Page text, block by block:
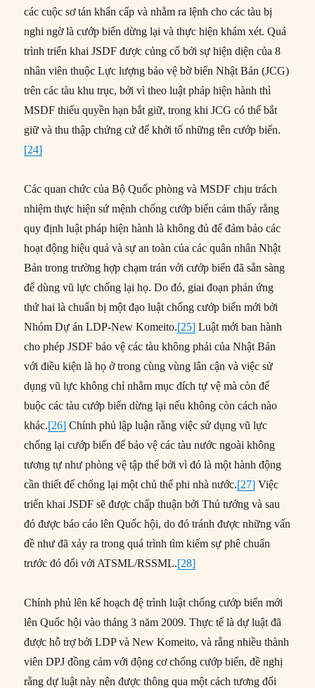
các cuộc sơ tán khẩn cấp và nhằm ra lệnh cho các tàu bị
nghi ngờ là cướp biển dừng lại và thực hiện khám xét. Quá
trình triển khai JSDF được củng cố bởi sự hiện diện của 8
nhân viên thuộc Lực lượng bảo vệ bờ biển Nhật Bản (JCG)
trên các tàu khu trục, bởi vì theo luật pháp hiện hành thì
MSDF thiếu quyền hạn bắt giữ, trong khi JCG có thể bắt
giữ và thu thập chứng cứ để khởi tố những tên cướp biển.
[24]
Các quan chức của Bộ Quốc phòng và MSDF chịu trách
nhiệm thực hiện sứ mệnh chống cướp biển cảm thấy rằng
quy định luật pháp hiện hành là không đủ để đảm bảo các
hoạt động hiệu quả và sự an toàn của các quân nhân Nhật
Bản trong trường hợp chạm trán với cướp biển đã sẵn sàng
để dùng vũ lực chống lại họ. Do đó, giai đoạn phản ứng
thứ hai là chuẩn bị một đạo luật chống cướp biển mới bởi
Nhóm Dự án LDP-New Komeito.[25] Luật mới ban hành
cho phép JSDF bảo vệ các tàu không phải của Nhật Bản
với điều kiện là họ ở trong cùng vùng lân cận và việc sử
dụng vũ lực không chỉ nhằm mục đích tự vệ mà còn để
buộc các tàu cướp biển dừng lại nếu không còn cách nào
khác.[26] Chính phủ lập luận rằng việc sử dụng vũ lực
chống lại cướp biển để bảo vệ các tàu nước ngoài không
tương tự như phòng vệ tập thể bởi vì đó là một hành động
cần thiết để chống lại một chủ thể phi nhà nước.[27] Việc
triển khai JSDF sẽ được chấp thuận bởi Thủ tướng và sau
đó được báo cáo lên Quốc hội, do đó tránh được những vấn
đề như đã xảy ra trong quá trình tìm kiếm sự phê chuẩn
trước đó đối với ATSML/RSSML.[28]
Chính phủ lên kế hoạch đệ trình luật chống cướp biển mới
lên Quốc hội vào tháng 3 năm 2009. Thực tế là dự luật đã
được hỗ trợ bởi LDP và New Komeito, và rằng nhiều thành
viên DPJ đồng cảm với động cơ chống cướp biển, đề nghị
rằng dự luật này nên được thông qua một cách tương đối